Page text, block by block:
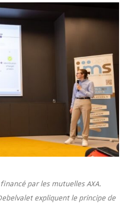
par les mutuelles AXA.
expliquent le principe de